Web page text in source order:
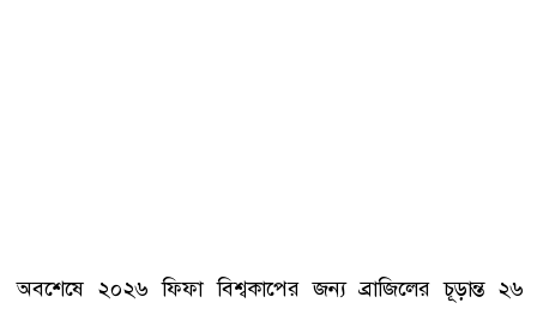
অবশেষে ২০২৬ ফিফা বিশ্বকাপের জন্য ব্রাজিলের চূড়ান্ত ২৬